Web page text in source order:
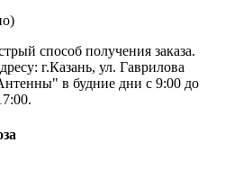
)
способ получения заказа.
г.Казань, ул. Гаврилова
в будние дни с 9:00 до